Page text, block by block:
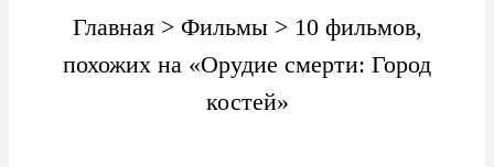
Главная> Фильмы> 10 фильмов,
похожих на «Орудие смерти: Город
костей»